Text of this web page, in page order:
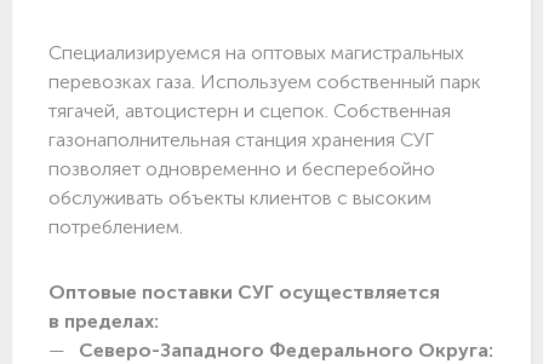
Специализируемся на оптовых магистральных
перевозках газа. Используем собственный парк
тягачей, автоцистерн и сцепок. Собственная
газонаполнительная станция хранения СУГ
позволяет одновременно и бесперебойно
обслуживать объекты клиентов с высоким
потреблением.
Оптовые поставки СУГ осуществляется
в пределах:
Северо-Западного Федерального Округа: